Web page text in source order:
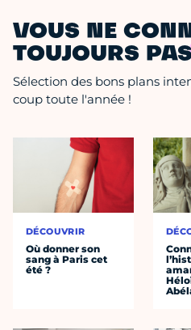
VOUS NE
TOUJOURS
Sélection des bons plans
coup toute l'année !
DÉCOUVRIR
Où donner son
sang à Paris cet
été ?